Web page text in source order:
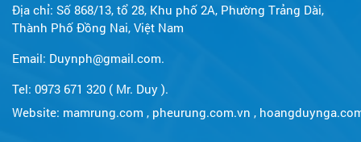
Địa chỉ: Số 868/13, tổ 28, Khu phố 2A, Phường Trảng Dài,
Thành Phố Đồng Nai, Việt Nam
Email: Duynph@gmail.com.
Tel: 0973 671 320 ( Mr. Duy ).
Website: mamrung.com , pheurung.com.vn ,